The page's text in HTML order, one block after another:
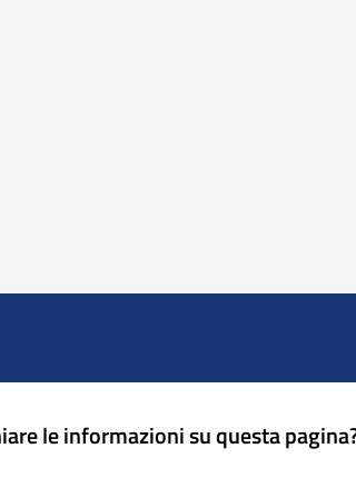
le informazioni su questa